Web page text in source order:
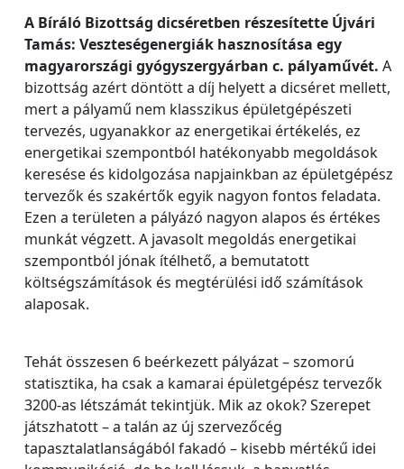
A Bíráló Bizottság dicséretben részesítette Újvári
Tamás: Veszteségenergiák hasznosítása egy
magyarországi gyógyszergyárban c. pályaművét. A
bizottság azért döntött a díj helyett a dicséret mellett,
mert a pályamű nem klasszikus épületgépészeti
tervezés, ugyanakkor az energetikai értékelés, ez
energetikai szempontból hatékonyabb megoldások
keresése és kidolgozása napjainkban az épületgépész
tervezők és szakértők egyik nagyon fontos feladata.
Ezen a területen a pályázó nagyon alapos és értékes
munkát végzett. A javasolt megoldás energetikai
szempontból jónak ítélhető, a bemutatott
költségszámítások és megtérülési idő számítások
alaposak.
Tehát összesen 6 beérkezett pályázat – szomorú
statisztika, ha csak a kamarai épületgépész tervezők
3200-as létszámát tekintjük. Mik az okok? Szerepet
játszhatott – a talán az új szervezőcég
tapasztalatlanságából fakadó – kisebb mértékű idei